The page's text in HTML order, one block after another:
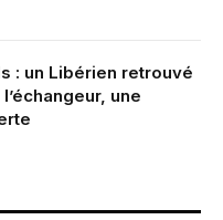
: un Libérien retrouvé
une